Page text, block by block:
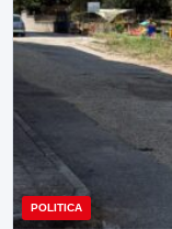
POLITICA